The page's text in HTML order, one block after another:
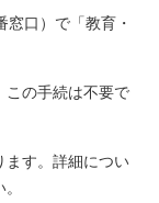
口）で「教育・
の手続は不要で
す。詳細につい